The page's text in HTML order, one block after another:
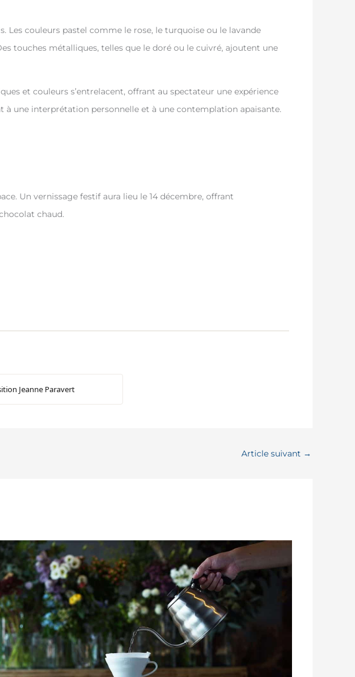
Les couleurs pastel comme le rose, le turquoise ou le lavande
touches métalliques, telles que le doré ou le cuivré, ajoutent une
et couleurs s’entrelacent, offrant au spectateur une expérience
à une interprétation personnelle et à une contemplation apaisante.
Un vernissage festif aura lieu le 14 décembre, offrant
chaud.
Jeanne Paravert
Article suivant →